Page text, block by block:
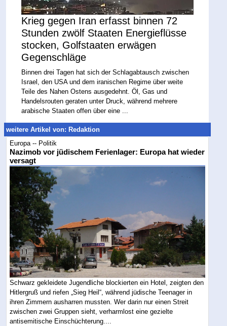
Krieg gegen Iran erfasst binnen 72
Stunden zwölf Staaten Energieflüsse
stocken, Golfstaaten erwägen
Gegenschläge
Binnen drei Tagen hat sich der Schlagabtausch zwischen
Israel, den USA und dem iranischen Regime über weite
Teile des Nahen Ostens ausgedehnt. Öl, Gas und
Handelsrouten geraten unter Druck, während mehrere
arabische Staaten offen über eine ...
weitere Artikel von: Redaktion
Europa -- Politik
Nazimob vor jüdischem Ferienlager: Europa hat wieder
versagt
Schwarz gekleidete Jugendliche blockierten ein Hotel, zeigten den
Hitlergruß und riefen „Sieg Heil“, während jüdische Teenager in
ihren Zimmern ausharren mussten. Wer darin nur einen Streit
zwischen zwei Gruppen sieht, verharmlost eine gezielte
antisemitische Einschüchterung....